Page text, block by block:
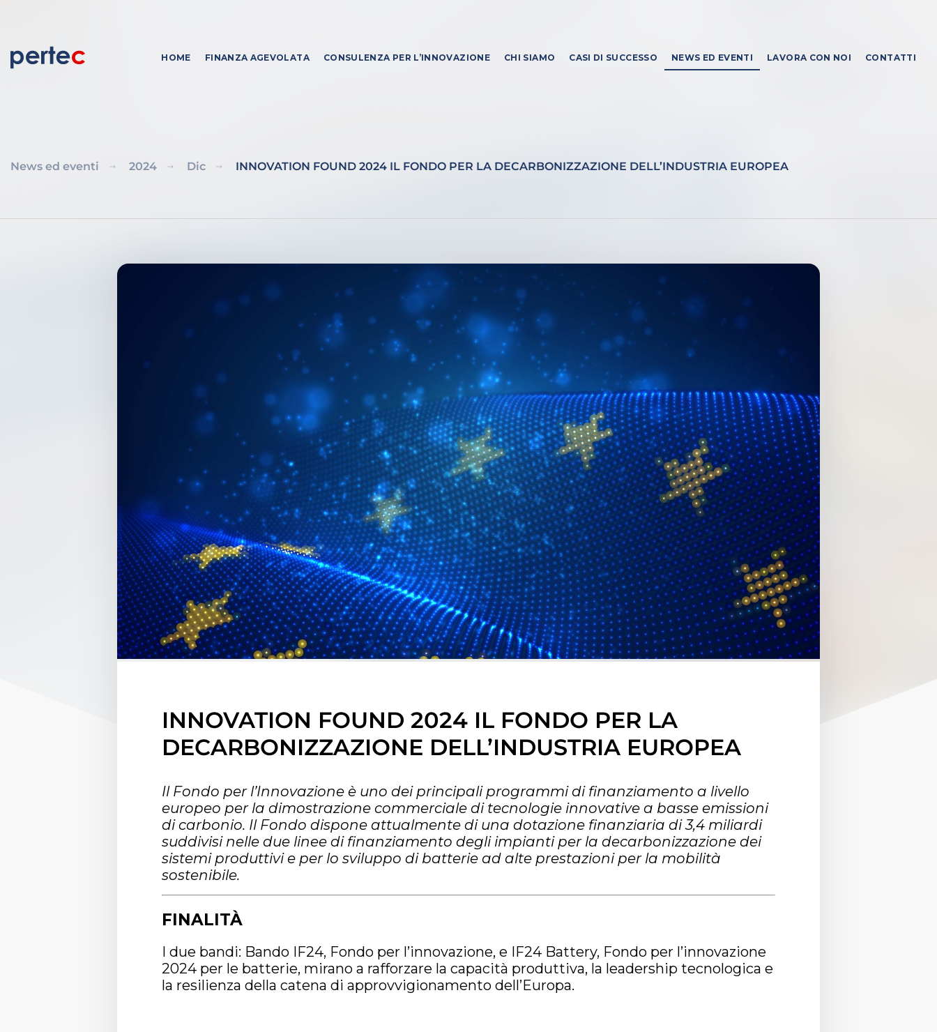
HOME FINANZA AGEVOLATA CONSULENZA PER L’INNOVAZIONE CHI SIAMO CASI DI SUCCESSO NEWS ED EVENTI LAVORA CON NOI CONTATTI
News ed eventi 2024 Dic INNOVATION FOUND 2024 IL FONDO PER LA DECARBONIZZAZIONE DELL’INDUSTRIA EUROPEA
INNOVATION FOUND 2024 IL FONDO PER LA
DECARBONIZZAZIONE DELL’INDUSTRIA EUROPEA
Il Fondo per l’Innovazione è uno dei principali programmi di finanziamento a livello
europeo per la dimostrazione commerciale di tecnologie innovative a basse emissioni
di carbonio. Il Fondo dispone attualmente di una dotazione finanziaria di 3,4 miliardi
suddivisi nelle due linee di finanziamento degli impianti per la decarbonizzazione dei
sistemi produttivi e per lo sviluppo di batterie ad alte prestazioni per la mobilità
sostenibile.
FINALITÀ
I due bandi: Bando IF24, Fondo per l’innovazione, e IF24 Battery, Fondo per l’innovazione
2024 per le batterie, mirano a rafforzare la capacità produttiva, la leadership tecnologica e
la resilienza della catena di approvvigionamento dell’Europa.